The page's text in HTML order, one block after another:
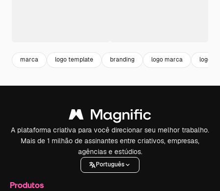
marca logo template branding logo marca logo
A plataforma criativa para você direcionar seu melhor trabalho.
Mais de 1 milhão de assinantes entre criativos, empresas,
agências e estúdios.
Português
Produtos